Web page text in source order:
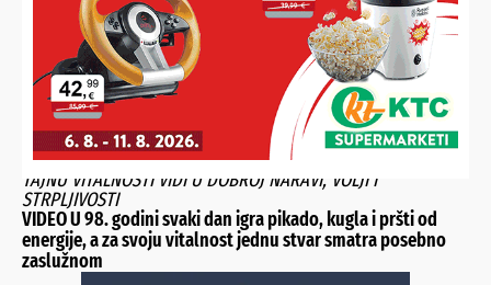
TAJNU VITALNOSTI VIDI U DOBROJ NARAVI, VOLJI I
STRPLJIVOSTI
VIDEO U 98. godini svaki dan igra pikado, kugla i pršti od
energije, a za svoju vitalnost jednu stvar smatra posebno
zaslužnom